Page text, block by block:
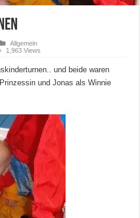
Allgemein
1,963 Views
und beide waren
und Jonas als Winnie